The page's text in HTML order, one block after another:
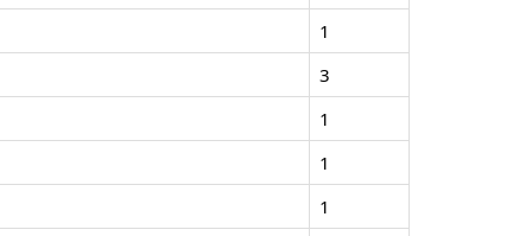
1
3
1
1
1